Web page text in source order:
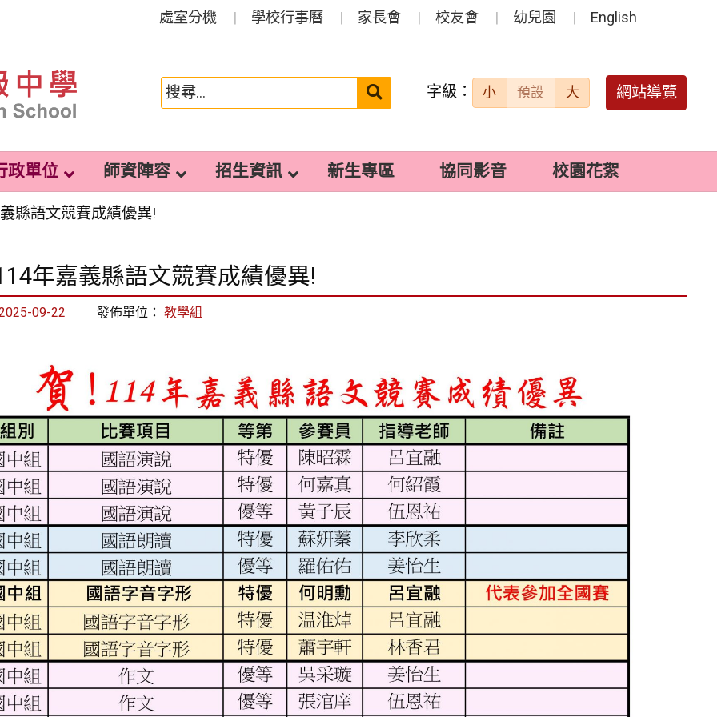
處室分機 學校行事曆 家長會 校友會 幼兒園 English
搜
送出 字級： 小 預設 大 網站導覽
政單位 師資陣容 招生資訊 新生專區 協同影音 校園花絮
縣語文競賽成績優異!
年嘉義縣語文競賽成績優異!
09-22 發佈單位： 教學組